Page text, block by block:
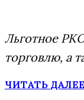
Льготное
торговлю, а
ЧИТАТЬ ДАЛЕЕ